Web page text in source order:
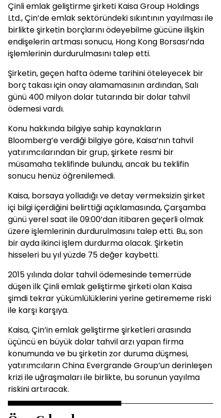
Çinli emlak geliştirme şirketi Kaisa Group Holdings
Ltd., Çin’de emlak sektöründeki sıkıntının yayılması ile
birlikte şirketin borçlarını ödeyebilme gücüne ilişkin
endişelerin artması sonucu, Hong Kong Borsası’nda
işlemlerinin durdurulmasını talep etti.
Şirketin, geçen hafta ödeme tarihini öteleyecek bir
borç takası için onay alamamasının ardından, Salı
günü 400 milyon dolar tutarında bir dolar tahvil
ödemesi vardı.
Konu hakkında bilgiye sahip kaynakların
Bloomberg’e verdiği bilgiye göre, Kaisa’nın tahvil
yatırımcılarından bir grup, şirkete resmi bir
müsamaha teklifinde bulundu, ancak bu teklifin
sonucu henüz öğrenilemedi.
Kaisa, borsaya yolladığı ve detay vermeksizin şirket
içi bilgi içerdiğini belirttiği açıklamasında, Çarşamba
günü yerel saat ile 09:00’dan itibaren geçerli olmak
üzere işlemlerinin durdurulmasını talep etti. Bu, son
bir ayda ikinci işlem durdurma olacak. Şirketin
hisseleri bu yıl yüzde 75 değer kaybetti.
2015 yılında dolar tahvil ödemesinde temerrüde
düşen ilk Çinli emlak geliştirme şirketi olan Kaisa
şimdi tekrar yükümlülüklerini yerine getirememe riski
ile karşı karşıya.
Kaisa, Çin’in emlak geliştirme şirketleri arasında
üçüncü en büyük dolar tahvil arzı yapan firma
konumunda ve bu şirketin zor duruma düşmesi,
yatırımcıların China Evergrande Group’un derinleşen
krizi ile uğraşmaları ile birlikte, bu sorunun yayılma
riskini artıracak.